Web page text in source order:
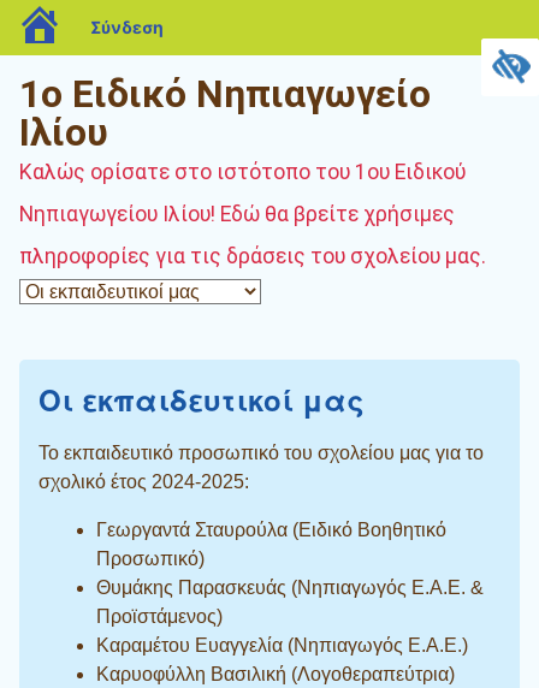
1ο Ειδικό Νηπιαγωγείο
Ιλίου
Καλώς ορίσατε στο ιστότοπο του 1ου Ειδικού
Νηπιαγωγείου Ιλίου! Εδώ θα βρείτε χρήσιμες
πληροφορίες για τις δράσεις του σχολείου μας.
Οι εκπαιδευτικοί μας
Το εκπαιδευτικό προσωπικό του σχολείου μας για το
σχολικό έτος 2024-2025:
Γεωργαντά Σταυρούλα (Ειδικό Βοηθητικό
Προσωπικό)
Θυμάκης Παρασκευάς (Νηπιαγωγός Ε.Α.Ε. &
Προϊστάμενος)
Καραμέτου Ευαγγελία (Νηπιαγωγός Ε.Α.Ε.)
Καρυοφύλλη Βασιλική (Λογοθεραπεύτρια)
blogs.sch.gr
Σύνδεση